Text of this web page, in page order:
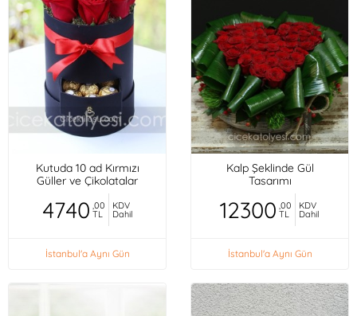
Kutuda 10 ad Kırmızı
Güller ve Çikolatalar
4740 ,00
TL
KDV
Dahil
İstanbul'a Aynı Gün
Kalp Şeklinde Gül
Tasarımı
12300 ,00
TL
KDV
Dahil
İstanbul'a Aynı Gün